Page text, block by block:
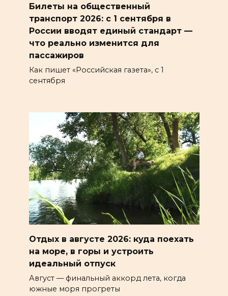
Билеты на общественный
транспорт 2026: с 1 сентября в
России вводят единый стандарт —
что реально изменится для
пассажиров
Как пишет «Российская газета», с 1
сентября
Отдых в августе 2026: куда поехать
на море, в горы и устроить
идеальный отпуск
Август — финальный аккорд лета, когда
южные моря прогреты